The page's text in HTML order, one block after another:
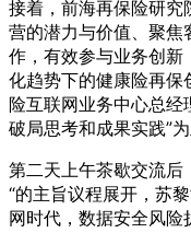
接着，前海再保险研究
营的潜力与价值、聚焦
作，有效参与业务创新
化趋势下的健康险再保
险互联网业务中心总
破局思考和成果实践”为
第二天上午茶歇交流后
“的主旨议程展开，苏
网时代，数据安全风